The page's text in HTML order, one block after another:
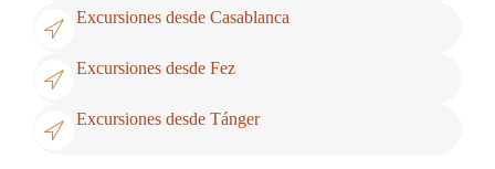
Excursiones desde Casablanca
Excursiones desde Fez
Excursiones desde Tánger